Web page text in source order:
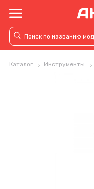
Каталог Инструменты